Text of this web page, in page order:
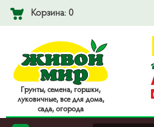
Корзина: 0
Гpyнты, ceмeнa, гopшки,
лyкoвичныe, вce для дoмa,
caдa, oгopoдa